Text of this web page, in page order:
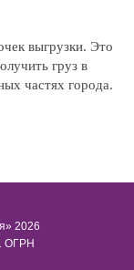
выгрузки. Это
груз в
частях города.
2026
ОГРН